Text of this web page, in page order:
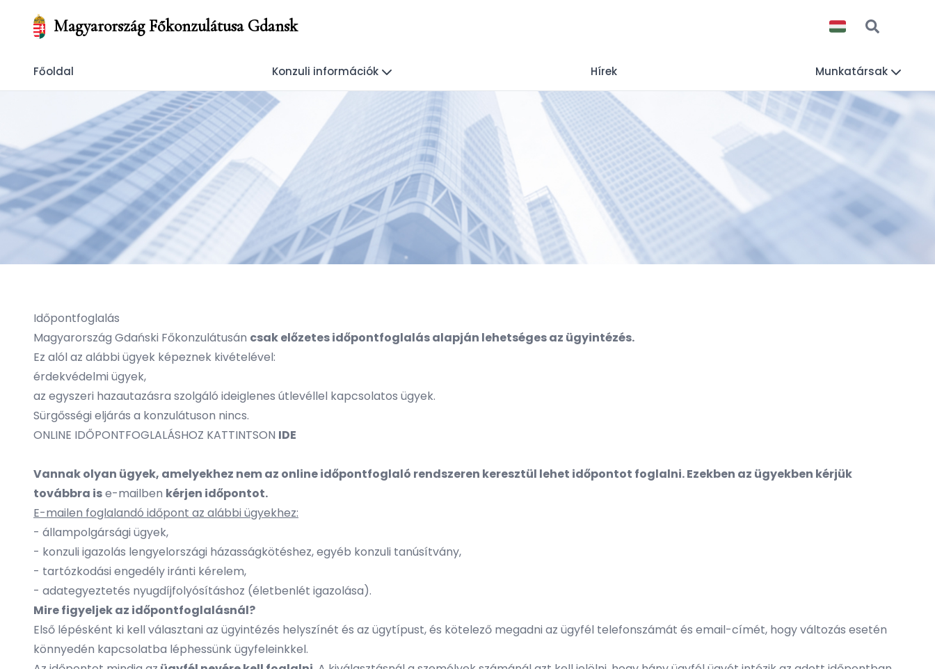
Magyarország Főkonzulátusa Gdansk
Főoldal Konzuli információk Hírek Munkatársak
Időpontfoglalás
Magyarország Gdański Főkonzulátusán csak előzetes időpontfoglalás alapján lehetséges az ügyintézés.
Ez alól az alábbi ügyek képeznek kivételével:
érdekvédelmi ügyek,
az egyszeri hazautazásra szolgáló ideiglenes útlevéllel kapcsolatos ügyek.
Sürgősségi eljárás a konzulátuson nincs.
ONLINE IDŐPONTFOGLALÁSHOZ KATTINTSON IDE
Vannak olyan ügyek, amelyekhez nem az online időpontfoglaló rendszeren keresztül lehet időpontot foglalni. Ezekben az ügyekben kérjük
továbbra ise-mailben kérjen időpontot.
E-mailen foglalandó időpont az alábbi ügyekhez:
- állampolgársági ügyek,
- konzuli igazolás lengyelországi házasságkötéshez, egyéb konzuli tanúsítvány,
- tartózkodási engedély iránti kérelem,
- adategyeztetés nyugdíjfolyósításhoz (életbenlét igazolása).
Mire figyeljek az időpontfoglalásnál?
Első lépésként ki kell választani az ügyintézés helyszínét és az ügytípust, és kötelező megadni az ügyfél telefonszámát és email-címét, hogy változás esetén
könnyedén kapcsolatba léphessünk ügyfeleinkkel.